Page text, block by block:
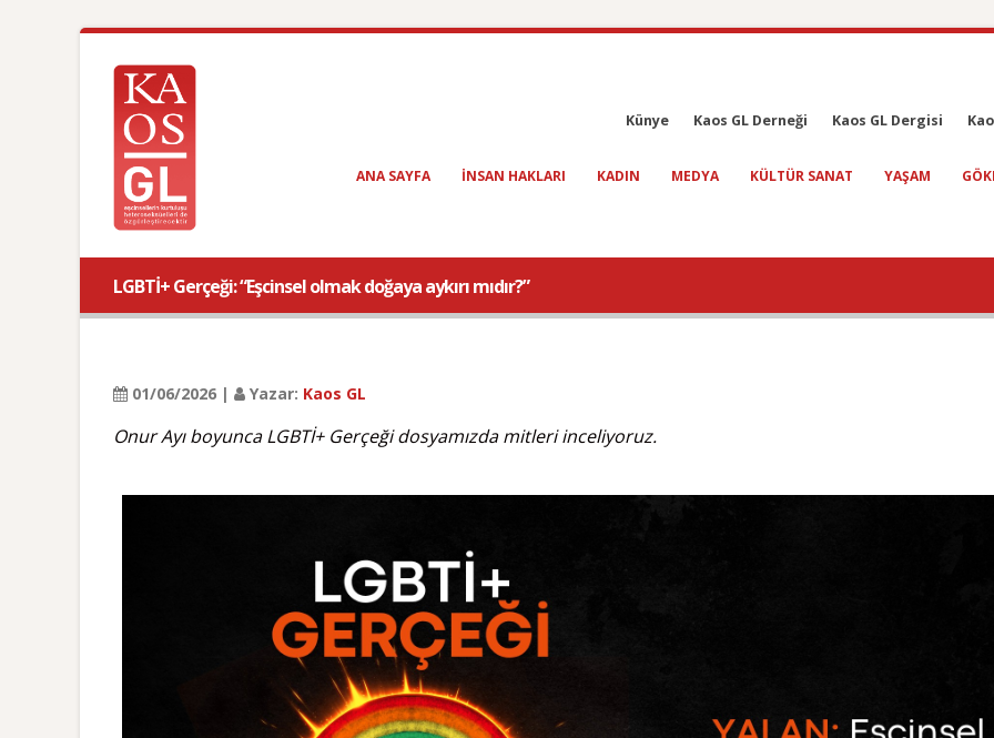
Künye Kaos GL Derneği Kaos GL Dergisi
ANA SAYFA INSAN HAKLARI KADIN MEDYA KÜLTÜR SANAT YAŞAM
LGBTİ+ Gerçeği: “Eşcinsel olmak doğaya aykırı mıdır?”
01/06/2026 | Yazar: Kaos GL
Onur Ayı boyunca LGBTİ+ Gerçeği dosyamızda mitleri inceliyoruz.